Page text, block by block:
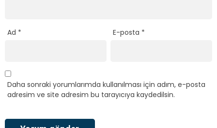
Ad * E-posta *
Daha sonraki yorumlarımda kullanılması için adım, e-posta
adresim ve site adresim bu tarayıcıya kaydedilsin.